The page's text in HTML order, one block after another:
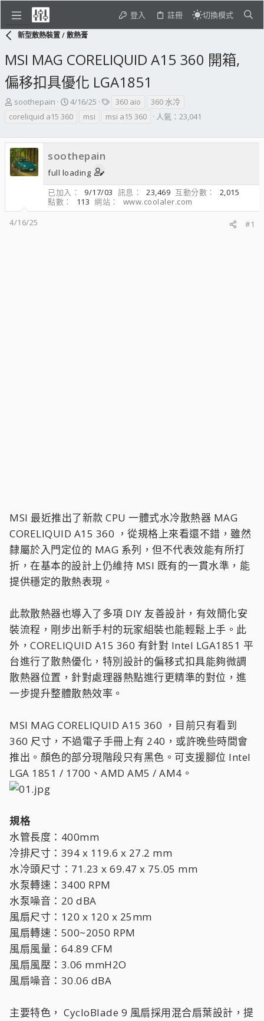
登入 註冊 切換模式
新型散熱裝置 / 散熱膏
MSI MAG CORELIQUID A15 360 開箱,
偏移扣具優化 LGA1851
主
起
人
soothepain
開
始
期
4/16/25
標
籤
360 aio
360 水冷
coreliquid a15 360
msi msi a15 360 人氣：23,041
soothepain
full loading
已加入
9/17/03 訊息 23,469 互動分數
2,015
點數
113 網站
www.coolaler.com
4/16/25
#1
MSI 最近推出了新款 CPU 一體式水冷散熱器 MAG
CORELIQUID A15 360 ，從規格上來看還不錯，雖然
隸屬於入門定位的 MAG 系列，但不代表效能有所打
折，在基本的設計上仍維持 MSI 既有的一貫水準，能
提供穩定的散熱表現。
此款散熱器也導入了多項 DIY 友善設計，有效簡化安
裝流程，剛步出新手村的玩家組裝也能輕鬆上手。此
外，CORELIQUID A15 360 有針對 Intel LGA1851 平
台進行了散熱優化，特別設計的偏移式扣具能夠微調
散熱器位置，針對處理器熱點進行更精準的對位，進
一步提升整體散熱效率。
MSI MAG CORELIQUID A15 360 ，目前只有看到
360 尺寸，不過電子手冊上有 240，或許晚些時間會
推出。顏色的部分現階段只有黑色。可支援腳位 Intel
LGA 1851 / 1700、AMD AM5 / AM4。
規格
水管長度：400mm
冷排尺寸：394 x 119.6 x 27.2 mm
水冷頭尺寸：71.23 x 69.47 x 75.05 mm
水泵轉速：3400 RPM
水泵噪音：20 dBA
風扇尺寸：120 x 120 x 25mm
風扇轉速：500~2050 RPM
風扇風量：64.89 CFM
風扇風壓：3.06 mmH2O
風扇噪音：30.06 dBA
主要特色， CycloBlade 9 風扇採用混合扇葉設計，提